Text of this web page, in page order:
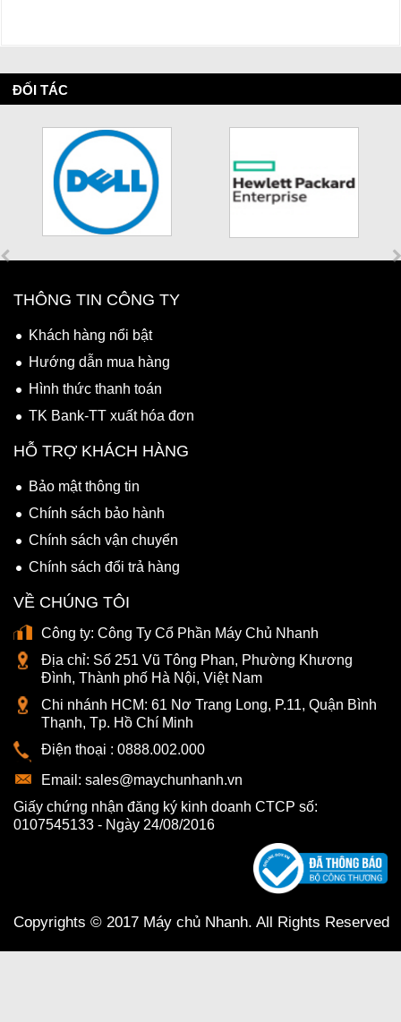
ĐỐI TÁC
THÔNG TIN CÔNG TY
Khách hàng nổi bật
Hướng dẫn mua hàng
Hình thức thanh toán
TK Bank-TT xuất hóa đơn
HỖ TRỢ KHÁCH HÀNG
Bảo mật thông tin
Chính sách bảo hành
Chính sách vận chuyển
Chính sách đổi trả hàng
VỀ CHÚNG TÔI
Công ty: Công Ty Cổ Phần Máy Chủ Nhanh
Địa chỉ: Số 251 Vũ Tông Phan, Phường Khương
Đình, Thành phố Hà Nội, Việt Nam
Chi nhánh HCM: 61 Nơ Trang Long, P.11, Quận Bình
Thạnh, Tp. Hồ Chí Minh
Điện thoại : 0888.002.000
Email: sales@maychunhanh.vn
Giấy chứng nhận đăng ký kinh doanh CTCP số:
0107545133 - Ngày 24/08/2016
Copyrights © 2017 Máy chủ Nhanh. All Rights Reserved